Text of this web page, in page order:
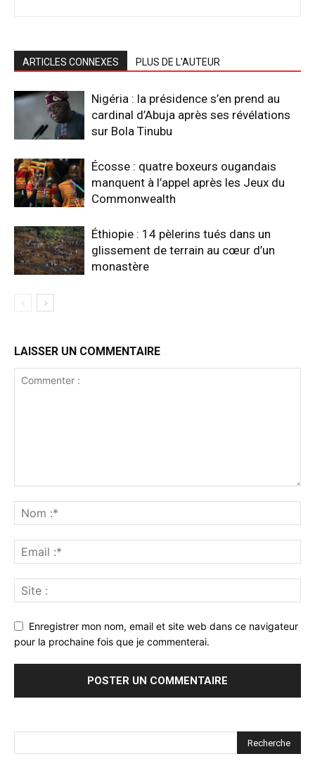
ARTICLES CONNEXES PLUS DE L'AUTEUR
Nigéria : la présidence s’en prend au
cardinal d’Abuja après ses révélations
sur Bola Tinubu
Écosse : quatre boxeurs ougandais
manquent à l’appel après les Jeux du
Commonwealth
Éthiopie : 14 pèlerins tués dans un
glissement de terrain au cœur d’un
monastère
LAISSER UN COMMENTAIRE
Enregistrer mon nom, email et site web dans ce navigateur
pour la prochaine fois que je commenterai.